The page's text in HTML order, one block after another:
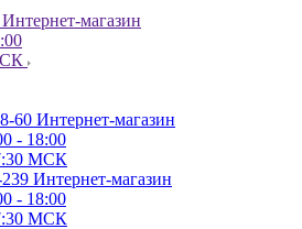
Интернет-магазин
60 Интернет-магазин
- 18:00
МСК
Интернет-магазин
- 18:00
МСК